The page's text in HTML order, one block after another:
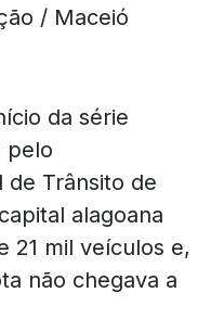
/ Maceió
da série
pelo
de Trânsito de
alagoana
21 mil veículos e,
não chegava a